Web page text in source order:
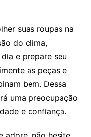
suas roupas na
do clima,
e prepare seu
as peças e
bem. Dessa
uma preocupação
e confiança.